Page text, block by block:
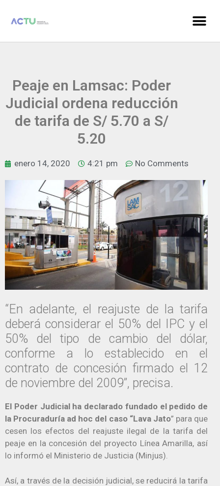
Peaje en Lamsac: Poder
Judicial ordena reducción
de tarifa de S/ 5.70 a S/
5.20
enero 14, 2020 4:21 pm No Comments
“En adelante, el reajuste de la tarifa
deberá considerar el 50% del IPC y el
50% del tipo de cambio del dólar,
conforme a lo establecido en el
contrato de concesión firmado el 12
de noviembre del 2009”, precisa.
El Poder Judicial ha declarado fundado el pedido de
la Procuraduría ad hoc del caso “Lava Jato” para que
cesen los efectos del reajuste ilegal de la tarifa del
peaje en la concesión del proyecto Línea Amarilla, así
lo informó el Ministerio de Justicia (Minjus).
Así, a través de la decisión judicial, se reducirá la tarifa